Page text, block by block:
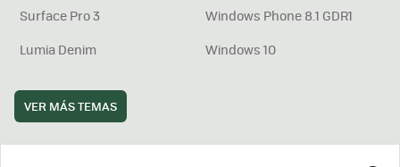
Surface Pro 3
Windows Phone 8.1 GDR1
Lumia Denim
Windows 10
VER MÁS TEMAS